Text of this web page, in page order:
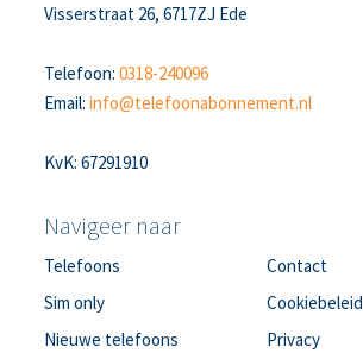
Visserstraat 26, 6717ZJ Ede
Telefoon:0318-240096
Email:info@telefoonabonnement.nl
KvK: 67291910
Navigeer naar
Telefoons
Sim only
Nieuwe telefoons
Contact
Cookiebeleid
Privacy